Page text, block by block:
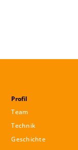
Profil
Team
Technik
Geschichte